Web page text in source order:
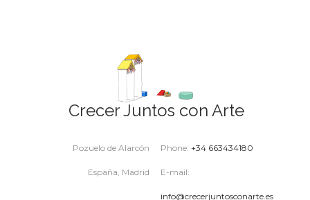
Crecer Juntos con Arte
Phone:+34 663434180
E-mail:
info@crecerjuntosconarte.es
Pozuelo de Alarcón
España, Madrid